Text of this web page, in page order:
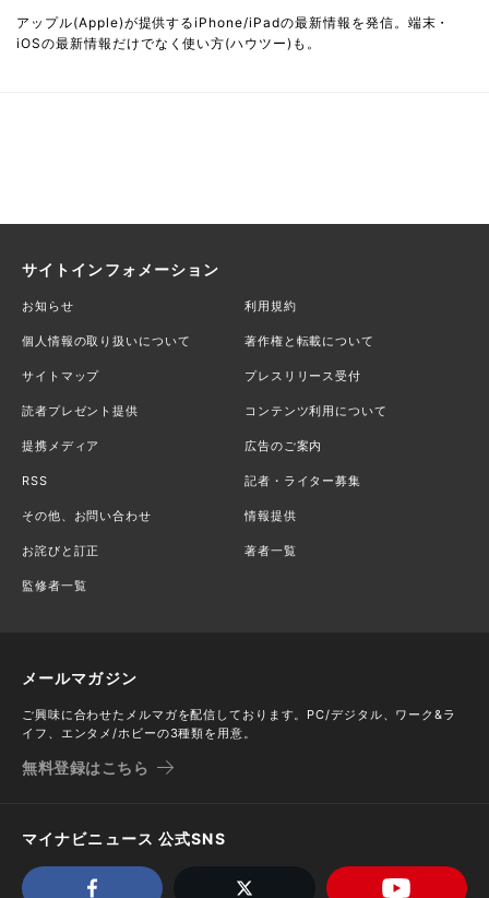
アップル(Apple)が提供するiPhone/iPadの最新情報を発信。端末・
iOSの最新情報だけでなく使い方(ハウツー)も。
サイトインフォメーション
お知らせ 利用規約
個人情報の取り扱いについて 著作権と転載について
サイトマップ プレスリリース受付
読者プレゼント提供 コンテンツ利用について
提携メディア 広告のご案内
RSS 記者・ライター募集
その他、お問い合わせ 情報提供
お詫びと訂正 著者一覧
監修者一覧
メールマガジン
ご興味に合わせたメルマガを配信しております。PC/デジタル、ワーク&ラ
イフ、エンタメ/ホビーの3種類を用意。
無料登録はこちら
マイナビニュース 公式SNS